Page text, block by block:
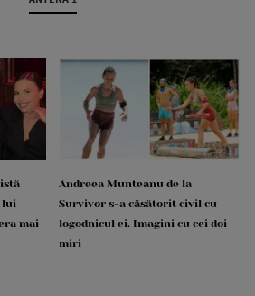
lui
mai
Andreea Munteanu de la
Survivor s-a căsătorit civil cu
logodnicul ei. Imagini cu cei doi
miri